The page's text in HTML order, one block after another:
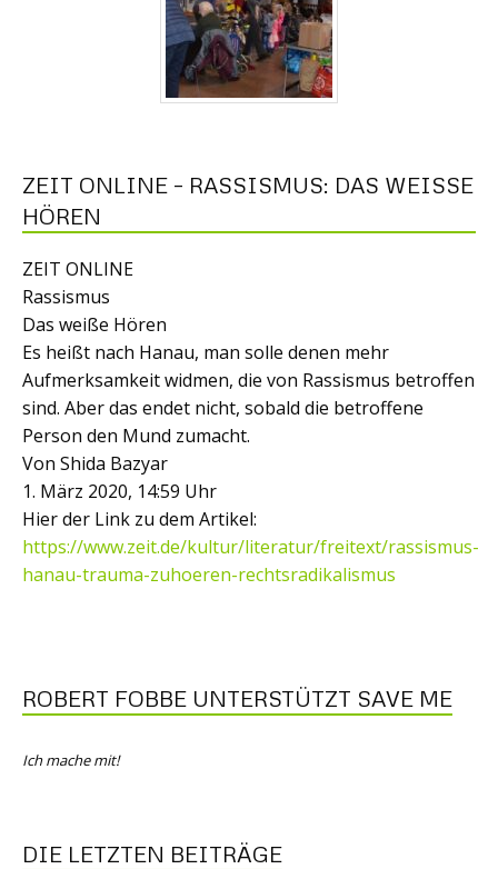
ZEIT ONLINE – RASSISMUS: DAS WEISSE H
ÖREN
ZEIT ONLINE
Rassismus
Das weiße Hören
Es heißt nach Hanau, man solle denen mehr
Aufmerksamkeit widmen, die von Rassismus betroffen
sind. Aber das endet nicht, sobald die betroffene
Person den Mund zumacht.
Von Shida Bazyar
1. März 2020, 14:59 Uhr
Hier der Link zu dem Artikel:
https://www.zeit.de/kultur/literatur/freitext/rassismus-
hanau-trauma-zuhoeren-rechtsradikalismus
ROBERT FOBBE UNTERSTÜTZT SAVE ME
Ich mache mit!
DIE LETZTEN BEITRÄGE